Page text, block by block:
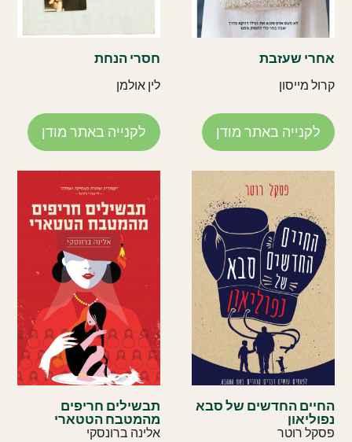
אחרי שעזבת
קרול מייסון
לקנייה באתר מודן
חסרי הנחת
לין אולמן
לקנייה באתר מודן
החיים החדשים של סבא
נפוליאון
פסקל רוטר
תבשילים חריפים
מהמטבח הטטארי
אלינה ברונסקי